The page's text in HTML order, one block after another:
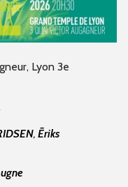
Lyon 3e
, Ēriks